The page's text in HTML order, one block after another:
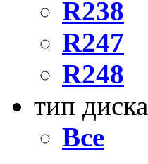
R238
R247
R248
тип диска
Все